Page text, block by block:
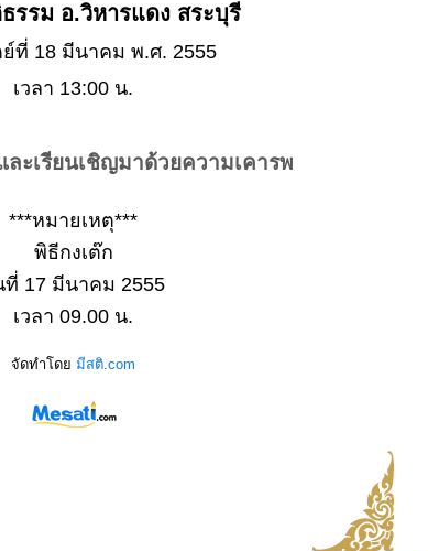
รรม อ.วิหารแดง สระบุรี
ที่ 18 มีนาคม พ.ศ. 2555
เวลา 13:00 น.
ละเรียนเชิญมาด้วยความเคารพ
***หมายเหตุ***
พิธีกงเต๊ก
ที่ 17 มีนาคม 2555
เวลา 09.00 น.
จัดทำโดย มีสติ.com